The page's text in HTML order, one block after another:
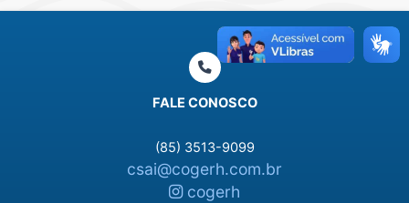
FALE CONOSCO
(85) 3513-9099
csai@cogerh.com.br
cogerh